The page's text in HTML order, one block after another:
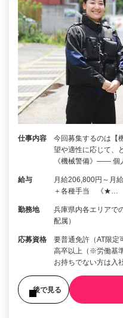
仕事内容
今回募集するのは【
望や適性に応じて
《機械警備》―― 個
給与
月給206,800円～月
＋各種手当 《★…
勤務地
兵庫県内各エリアで
配属）
応募資格
要普通免許（AT限定
高卒以上（※労働基
お持ちでない方は入
後で見る